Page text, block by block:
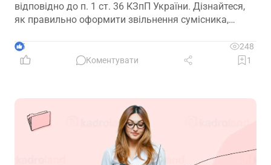
відповідно до п. 1 ст. 36 КЗпП України. Дізнайтеся,
як правильно оформити звільнення сумісника,
зафіксувати домовленість між працівником і
роботодавцем.
5
248
Коментувати
1